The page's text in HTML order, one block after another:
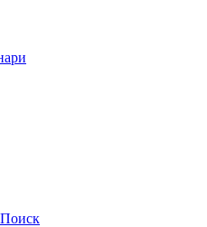
Поиск